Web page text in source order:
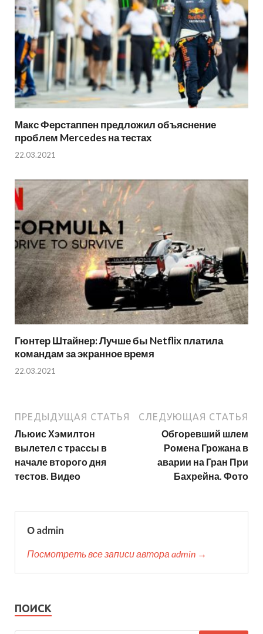
Макс Ферстаппен предложил объяснение
проблем Mercedes на тестах
22.03.2021
Гюнтер Штайнер: Лучше бы Netflix платила
командам за экранное время
22.03.2021
ПРЕДЫДУЩАЯ СТАТЬЯ
Льюис Хэмилтон
вылетел с трассы в
начале второго дня
тестов. Видео
СЛЕДУЮЩАЯ СТАТЬЯ
Обгоревший шлем
Ромена Грожана в
аварии на Гран При
Бахрейна. Фото
О admin
Посмотреть все записи автора admin →
ПОИСК